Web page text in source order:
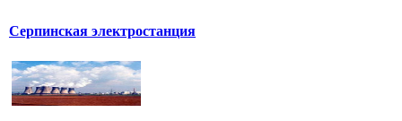
Серпинская электростанция